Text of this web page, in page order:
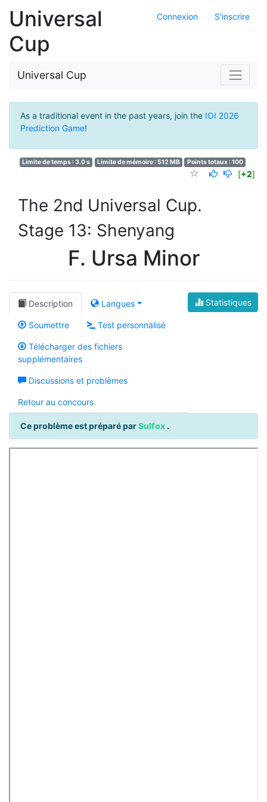
Connexion S'inscrire
Universal
Cup
Universal Cup
As a traditional event in the past years, join the IOI 2026
Prediction Game!
Limite de temps : 3.0 s Limite de mémoire : 512 MB Points totaux : 100
[+2]
The 2nd Universal Cup.
Stage 13: Shenyang
F. Ursa Minor
Statistiques
Description Langues
Soumettre Test personnalisé
Télécharger des fichiers
supplémentaires
Discussions et problèmes
Retour au concours
Ce problème est préparé parSulfox.